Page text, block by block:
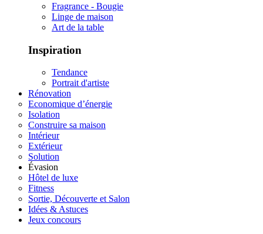
Fragrance - Bougie
Linge de maison
Art de la table
Inspiration
Tendance
Portrait d'artiste
Rénovation
Economique d’énergie
Isolation
Construire sa maison
Intérieur
Extérieur
Solution
Évasion
Hôtel de luxe
Fitness
Sortie, Découverte et Salon
Idées & Astuces
Jeux concours